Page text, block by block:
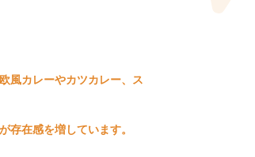
風カレーやカツカレー、ス
存在感を増しています。